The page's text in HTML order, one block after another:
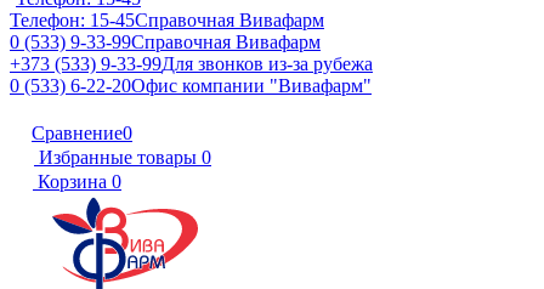
Телефон: 15-45Справочная Вивафарм
0 (533) 9-33-99Справочная Вивафарм
+373 (533) 9-33-99Для звонков из-за рубежа
0 (533) 6-22-20Офис компании "Вивафарм"
Сравнение0
Избранные товары 0
Корзина 0